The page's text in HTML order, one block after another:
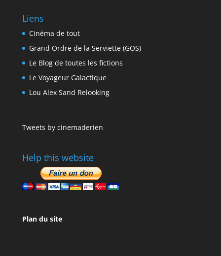
Liens
Cinéma de tout
Grand Ordre de la Serviette (GOS)
Le Blog de toutes les fictions
Le Voyageur Galactique
Lou Alex Sand Relooking
Tweets by cinemaderien
Help this website
Plan du site